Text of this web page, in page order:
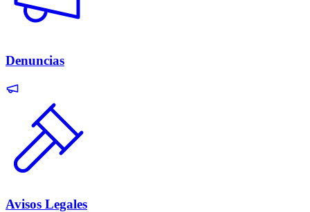
Denuncias
Avisos Legales